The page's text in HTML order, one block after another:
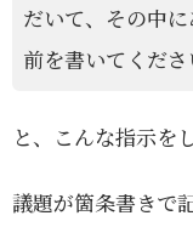
だいて、その中
前を書いてくださ
と、こんな指示を
議題が箇条書きで